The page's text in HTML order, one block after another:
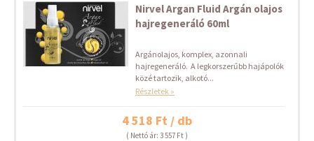
Nirvel Argan Fluid Argán olajos
hajregeneráló 60ml
Argánolajos, komplex, azonnali
hajregeneráló. A legkorszerűbb hajápolók
közé tartozik, alkotó...
Részletek »
4 518 Ft / db
( Nettó ár: 3 557 Ft )